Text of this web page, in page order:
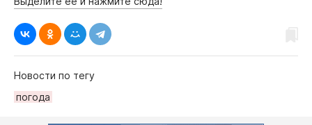
Новости по тегу
погода